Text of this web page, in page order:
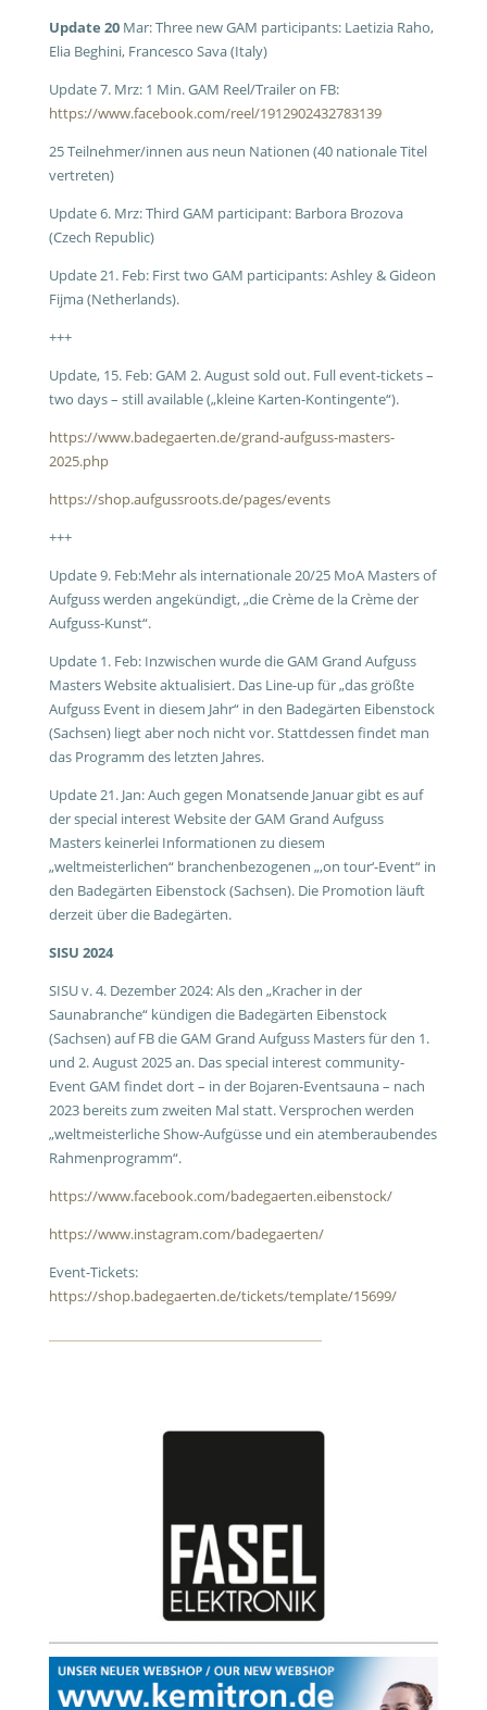
Update 20 Mar: Three new GAM participants: Laetizia Raho,
Elia Beghini, Francesco Sava (Italy)
Update 7. Mrz: 1 Min. GAM Reel/Trailer on FB:
https://www.facebook.com/reel/1912902432783139
25 Teilnehmer/innen aus neun Nationen (40 nationale Titel
vertreten)
Update 6. Mrz: Third GAM participant: Barbora Brozova
(Czech Republic)
Update 21. Feb: First two GAM participants: Ashley & Gideon
Fijma (Netherlands).
+++
Update, 15. Feb: GAM 2. August sold out. Full event-tickets –
two days – still available („kleine Karten-Kontingente“).
https://www.badegaerten.de/grand-aufguss-masters-
2025.php
https://shop.aufgussroots.de/pages/events
+++
Update 9. Feb:Mehr als internationale 20/25 MoA Masters of
Aufguss werden angekündigt, „die Crème de la Crème der
Aufguss-Kunst“.
Update 1. Feb: Inzwischen wurde die GAM Grand Aufguss
Masters Website aktualisiert. Das Line-up für „das größte
Aufguss Event in diesem Jahr“ in den Badegärten Eibenstock
(Sachsen) liegt aber noch nicht vor. Stattdessen findet man
das Programm des letzten Jahres.
Update 21. Jan: Auch gegen Monatsende Januar gibt es auf
der special interest Website der GAM Grand Aufguss
Masters keinerlei Informationen zu diesem
„weltmeisterlichen“ branchenbezogenen „‚on tour‘-Event“ in
den Badegärten Eibenstock (Sachsen). Die Promotion läuft
derzeit über die Badegärten.
SISU 2024
SISU v. 4. Dezember 2024: Als den „Kracher in der
Saunabranche“ kündigen die Badegärten Eibenstock
(Sachsen) auf FB die GAM Grand Aufguss Masters für den 1.
und 2. August 2025 an. Das special interest community-
Event GAM findet dort – in der Bojaren-Eventsauna – nach
2023 bereits zum zweiten Mal statt. Versprochen werden
„weltmeisterliche Show-Aufgüsse und ein atemberaubendes
Rahmenprogramm“.
https://www.facebook.com/badegaerten.eibenstock/
https://www.instagram.com/badegaerten/
Event-Tickets:
https://shop.badegaerten.de/tickets/template/15699/